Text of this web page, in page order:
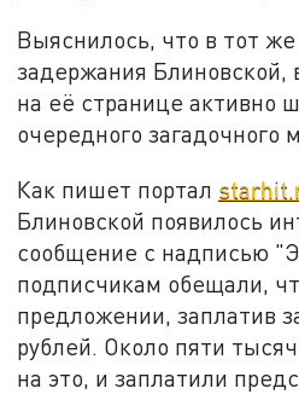
Выяснилось, что в тот
задержания Блиновской,
на её странице активно
очередного загадочного
Как пишет портал
Блиновской появилось
сообщение с надписью
подписчикам обещали,
предложении, заплатив
рублей. Около пяти
на это, и заплатили